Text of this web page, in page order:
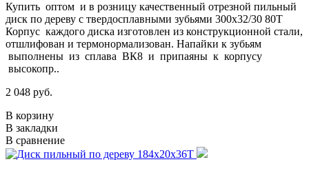
Купить оптом и в розницу качественный отрезной пильный
диск по дереву с твердосплавными зубьями 300х32/30 80Т
Корпус каждого диска изготовлен из конструкционной стали,
отшлифован и термонормализован. Напайки к зубьям
выполнены из сплава ВК8 и припаяны к корпусу
высокопр..
2 048 руб.
В корзину
В закладки
В сравнение